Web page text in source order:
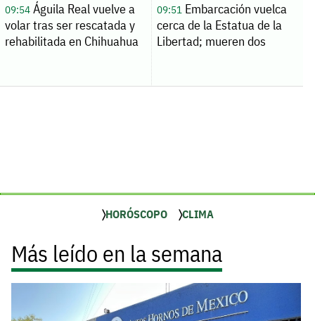
09:54Águila Real vuelve a
volar tras ser rescatada y
rehabilitada en Chihuahua
09:51Embarcación vuelca
cerca de la Estatua de la
Libertad; mueren dos
HORÓSCOPO CLIMA
Más leído en la semana